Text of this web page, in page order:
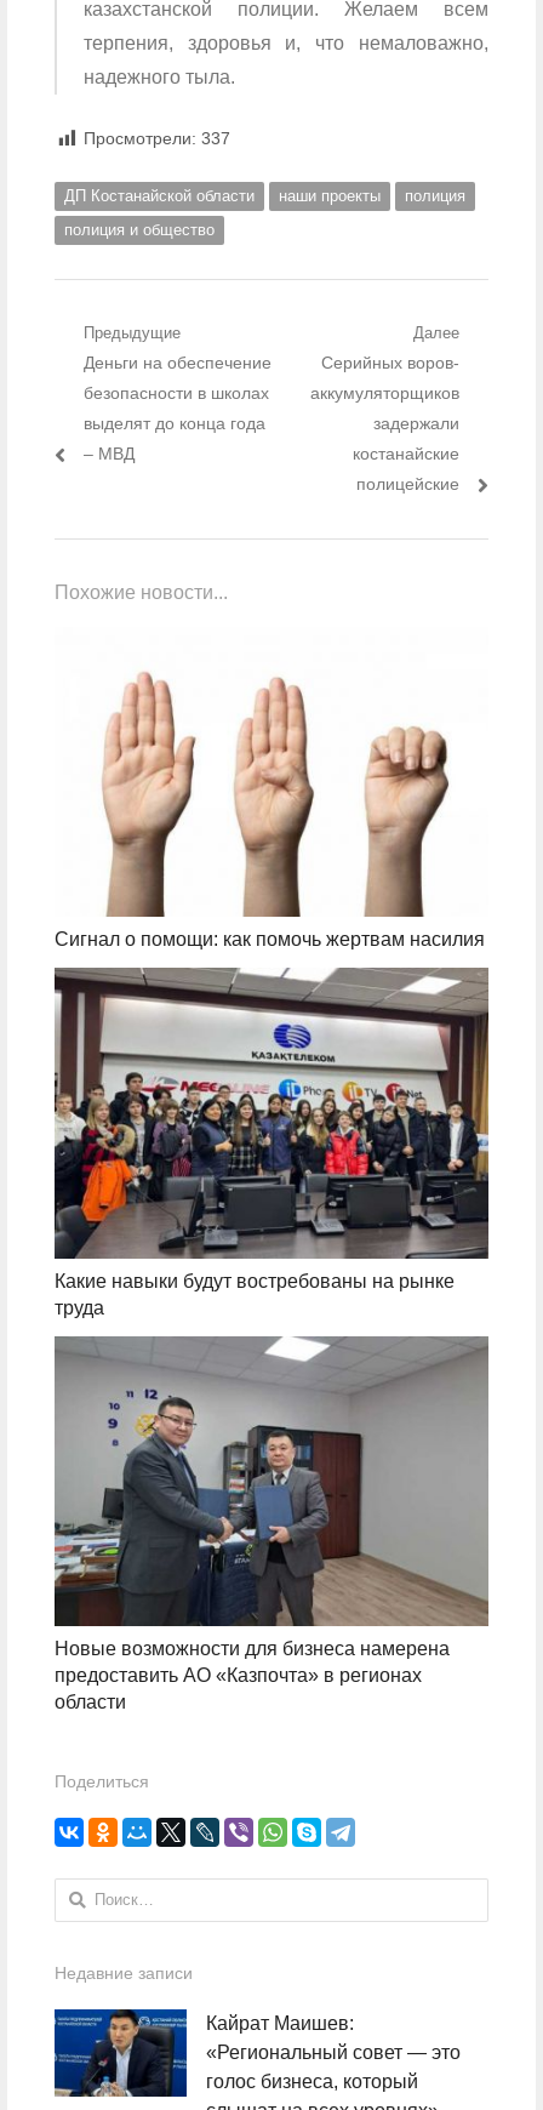
казахстанской полиции. Желаем всем
терпения, здоровья и, что немаловажно,
надежного тыла.
Просмотрели: 337
ДП Костанайской области наши проекты
полиция
полиция и общество
Навигация по записям
Предыдущие
Предыдущий пост:
Деньги на обеспечение
безопасности в школах
выделят до конца года
– МВД
Далее
Следующий пост:
Серийных воров-
аккумуляторщиков
задержали
костанайские
полицейские
Похожие новости...
Сигнал о помощи: как помочь жертвам насилия
Какие навыки будут востребованы на рынке
труда
Новые возможности для бизнеса намерена
предоставить АО «Казпочта» в регионах
области
Поделиться
Найти:
Недавние записи
Кайрат Маишев:
«Региональный совет — это
голос бизнеса, который